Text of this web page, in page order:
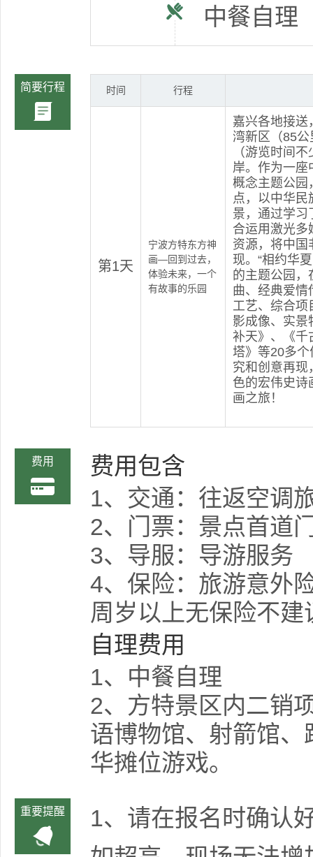
中餐自理
简要行程 时间 行程
第1天
宁波方特东方神
画—回到过去，
体验未来，一个
有故事的乐园
嘉兴各地接送
湾新区（85
（游览时间
岸。作为一座
概念主题公园
点，以中华
景，通过学习
合运用激光多
资源，将中国
现。“相约华
的主题公园
曲、经典爱情
工艺、综合项
影成像、实景
补天》、《千
塔》等20多
究和创意再现
色的宏伟史诗
画之旅！
费用
费用包含
1、交通：往返空调
2、门票：景点首道
3、导服：导游服务
4、保险：旅游意外
周岁以上无保险不建
自理费用
1、中餐自理
2、方特景区内二销
语博物馆、射箭馆
华摊位游戏。
重要提醒
1、请在报名时确认